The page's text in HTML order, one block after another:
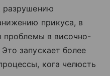
разрушению
прикуса, в
проблемы в височно-
запускает более
кога челюсть